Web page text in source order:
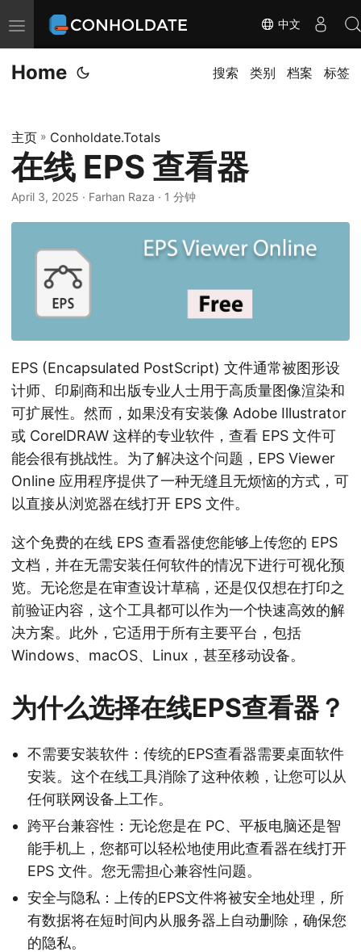
切
换
导
中文
Home 搜索 类别 档案 标签
主页 » Conholdate.Totals
在线 EPS 查看器
April 3, 2025 ‎ · Farhan Raza · 1 分钟
EPS (Encapsulated PostScript) 文件通常被图形设
计师、印刷商和出版专业人士用于高质量图像渲染和
可扩展性。然而，如果没有安装像 Adobe Illustrator
或 CorelDRAW 这样的专业软件，查看 EPS 文件可
能会很有挑战性。为了解决这个问题，EPS Viewer
Online 应用程序提供了一种无缝且无烦恼的方式，可
以直接从浏览器在线打开 EPS 文件。
这个免费的在线 EPS 查看器使您能够上传您的 EPS
文档，并在无需安装任何软件的情况下进行可视化预
览。无论您是在审查设计草稿，还是仅仅想在打印之
前验证内容，这个工具都可以作为一个快速高效的解
决方案。此外，它适用于所有主要平台，包括
Windows、macOS、Linux，甚至移动设备。
为什么选择在线EPS查看器？
不需要安装软件：传统的EPS查看器需要桌面软件
安装。这个在线工具消除了这种依赖，让您可以从
任何联网设备上工作。
跨平台兼容性：无论您是在 PC、平板电脑还是智
能手机上，您都可以轻松地使用此查看器在线打开
EPS 文件。您无需担心兼容性问题。
安全与隐私：上传的EPS文件将被安全地处理，所
有数据将在短时间内从服务器上自动删除，确保您
的隐私。